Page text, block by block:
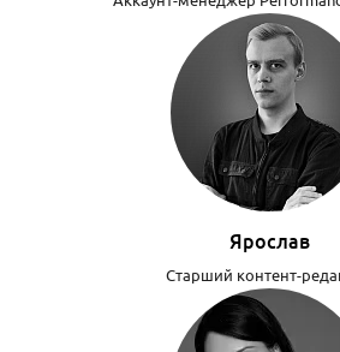
Ярослав
Старший контент-